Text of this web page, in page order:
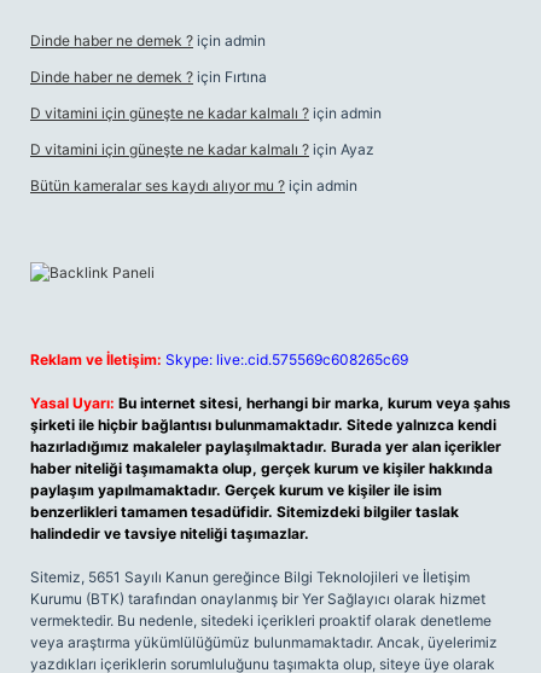
Dinde haber ne demek ? için admin
Dinde haber ne demek ? için Fırtına
D vitamini için güneşte ne kadar kalmalı ? için admin
D vitamini için güneşte ne kadar kalmalı ? için Ayaz
Bütün kameralar ses kaydı alıyor mu ? için admin
Reklam ve İletişim: Skype: live:.cid.575569c608265c69
Yasal Uyarı: Bu internet sitesi, herhangi bir marka, kurum veya şahıs
şirketi ile hiçbir bağlantısı bulunmamaktadır. Sitede yalnızca kendi
hazırladığımız makaleler paylaşılmaktadır. Burada yer alan içerikler
haber niteliği taşımamakta olup, gerçek kurum ve kişiler hakkında
paylaşım yapılmamaktadır. Gerçek kurum ve kişiler ile isim
benzerlikleri tamamen tesadüfidir. Sitemizdeki bilgiler taslak
halindedir ve tavsiye niteliği taşımazlar.
Sitemiz, 5651 Sayılı Kanun gereğince Bilgi Teknolojileri ve İletişim
Kurumu (BTK) tarafından onaylanmış bir Yer Sağlayıcı olarak hizmet
vermektedir. Bu nedenle, sitedeki içerikleri proaktif olarak denetleme
veya araştırma yükümlülüğümüz bulunmamaktadır. Ancak, üyelerimiz
yazdıkları içeriklerin sorumluluğunu taşımakta olup, siteye üye olarak